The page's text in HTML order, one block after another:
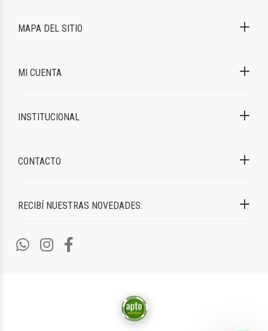
RECIBÍ NUESTRAS NOVEDADES:
MAPA DEL SITIO
MI CUENTA
INSTITUCIONAL
CONTACTO